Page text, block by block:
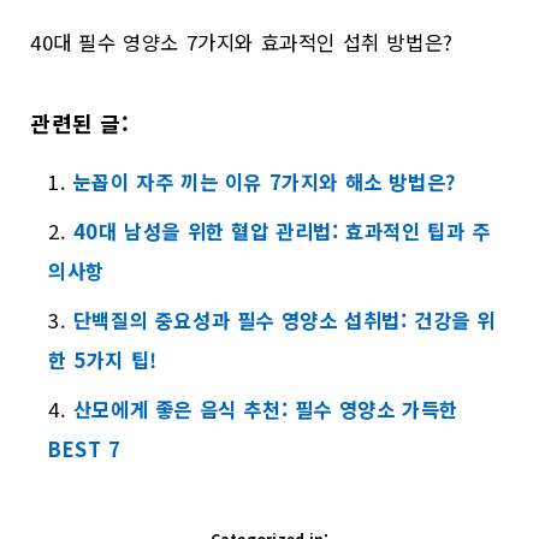
40대 필수 영양소 7가지와 효과적인 섭취 방법은?
관련된 글:
눈꼽이 자주 끼는 이유 7가지와 해소 방법은?
40대 남성을 위한 혈압 관리법: 효과적인 팁과 주
의사항
단백질의 중요성과 필수 영양소 섭취법: 건강을 위
한 5가지 팁!
산모에게 좋은 음식 추천: 필수 영양소 가득한
BEST 7